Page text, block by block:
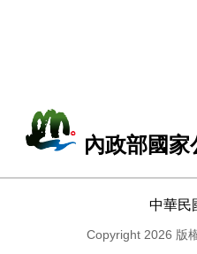
內政部國
中華民
Copyright 2026 版